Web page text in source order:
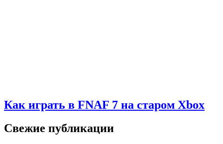
Как играть в FNAF 7 на старом Xbox
Свежие публикации